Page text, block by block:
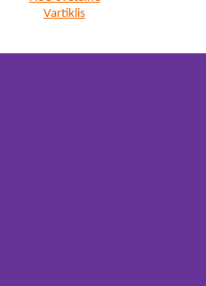
Vartiklis